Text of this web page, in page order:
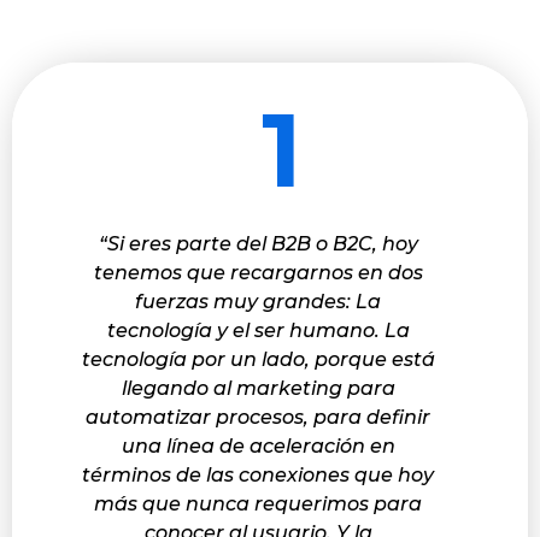
1
“Si eres parte del B2B o B2C, hoy
tenemos que recargarnos en dos
fuerzas muy grandes: La
tecnología y el ser humano. La
tecnología por un lado, porque está
llegando al marketing para
automatizar procesos, para definir
una línea de aceleración en
términos de las conexiones que hoy
más que nunca requerimos para